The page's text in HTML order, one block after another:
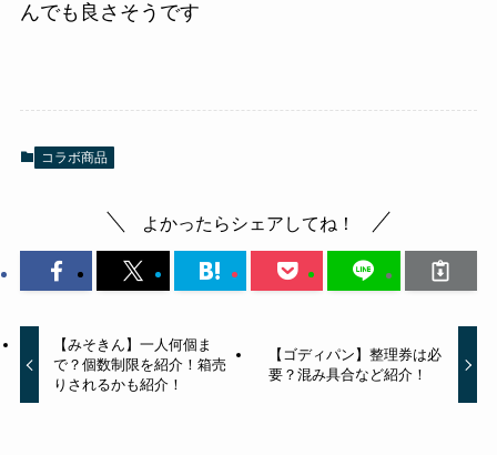
んでも良さそうです
コラボ商品
よかったらシェアしてね！
【みそきん】一人何個ま
で？個数制限を紹介！箱売
りされるかも紹介！
【ゴディパン】整理券は必
要？混み具合など紹介！